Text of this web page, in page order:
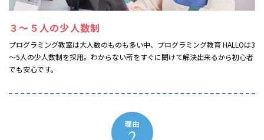
３～５人の少人数制
プログラミング教室は大人数のものも多い中、プログラミング教育 HALLOは3
～5人の少人数制を採用。わからない所をすぐに聞けて解決出来るから初心者
でも安心です。